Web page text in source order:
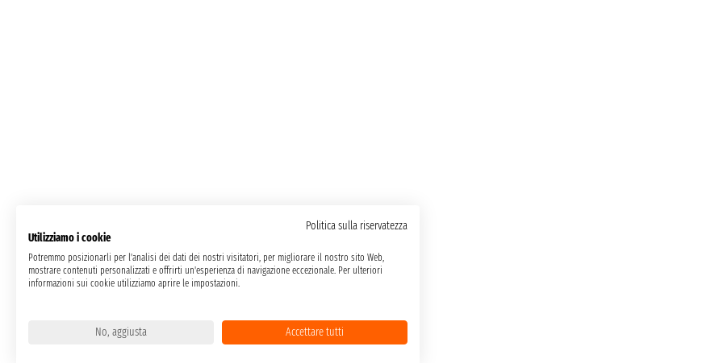
Politica sulla riservatezza
Utilizziamo i cookie
Potremmo posizionarli per l'analisi dei dati dei nostri visitatori, per migliorare il nostro sito Web,
mostrare contenuti personalizzati e offrirti un'esperienza di navigazione eccezionale. Per ulteriori
informazioni sui cookie utilizziamo aprire le impostazioni.
No, aggiusta Accettare tutti